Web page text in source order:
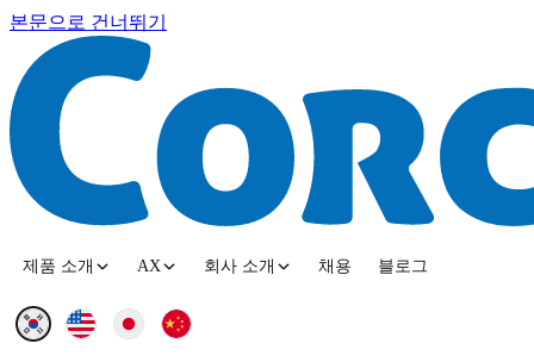
본문으로 건너뛰기
제품 소개 AX 회사 소개 채용 블로그